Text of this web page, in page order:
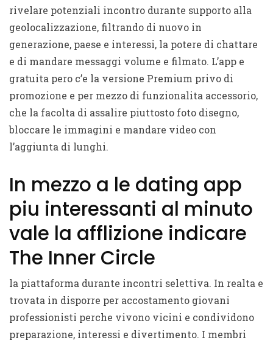
rivelare potenziali incontro durante supporto alla
geolocalizzazione, filtrando di nuovo in
generazione, paese e interessi, la potere di chattare
e di mandare messaggi volume e filmato. L’app e
gratuita pero c’e la versione Premium privo di
promozione e per mezzo di funzionalita accessorio,
che la facolta di assalire piuttosto foto disegno,
bloccare le immagini e mandare video con
l’aggiunta di lunghi.
In mezzo a le dating app
piu interessanti al minuto
vale la afflizione indicare
The Inner Circle
la piattaforma durante incontri selettiva. In realta e
trovata in disporre per accostamento giovani
professionisti perche vivono vicini e condividono
preparazione, interessi e divertimento. I membri